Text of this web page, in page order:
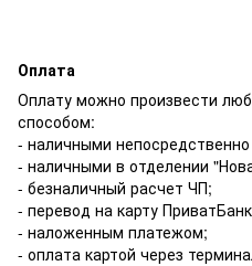
Оплата
Оплату можно произвести
способом:
- наличными
- наличными в отделении
- безналичный расчет ЧП;
- перевод на карту
- наложенным платежом;
- оплата картой через